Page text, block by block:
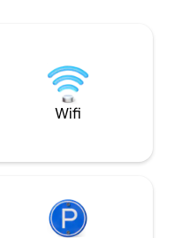
sepanjang Bourbon
beberapa minit
Wild Turkey &
Wifi